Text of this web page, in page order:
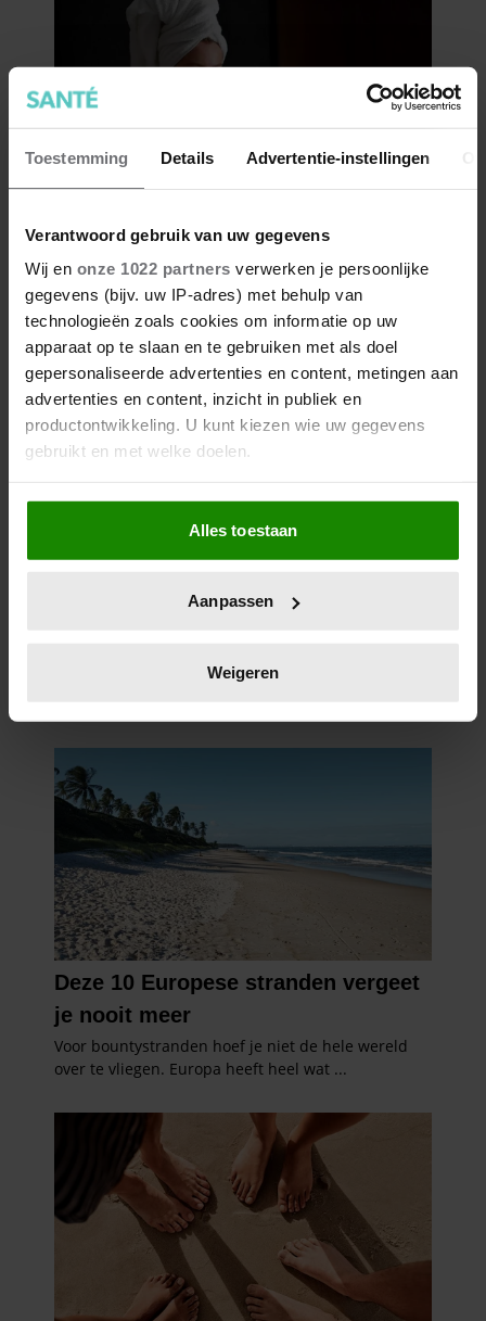
Toestemming Details Advertentie-instellingen
Verantwoord gebruik van uw gegevens
Wij en onze 1022 partners verwerken je persoonlijke
gegevens (bijv. uw IP-adres) met behulp van
technologieën zoals cookies om informatie op uw
apparaat op te slaan en te gebruiken met als doel
gepersonaliseerde advertenties en content, metingen aan
advertenties en content, inzicht in publiek en
productontwikkeling. U kunt kiezen wie uw gegevens
gebruikt en met welke doelen.
Als u het toestaat, willen we ook graag:
Informatie verzamelen over uw geografische
locatie, die tot een paar meter nauwkeurig kan zijn
scannen op specifieke eigenschappen (fingerprinting)
verwerkt en stel uw voorkeuren in het
intrekken in de Cookieverklaring.
We gebruiken cookies om content en advertenties te
personaliseren, om functies voor social media te bieden
en om ons websiteverkeer te analyseren. Ook delen we
informatie over uw gebruik van onze site met onze
partners voor social media, adverteren en analyse. Deze
partners kunnen deze gegevens combineren met andere
informatie die u aan ze heeft verstrekt of die ze hebben
verzameld op basis van uw gebruik van hun services. U
gaat akkoord met onze cookies als u onze website blijft
gebruiken.
Alles toestaan
Aanpassen
Weigeren